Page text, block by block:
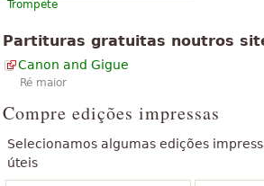
Trompete
Partituras gratuitas noutros
Canon and Gigue
Ré maior
Compre edições impressas
Selecionamos algumas edições
úteis